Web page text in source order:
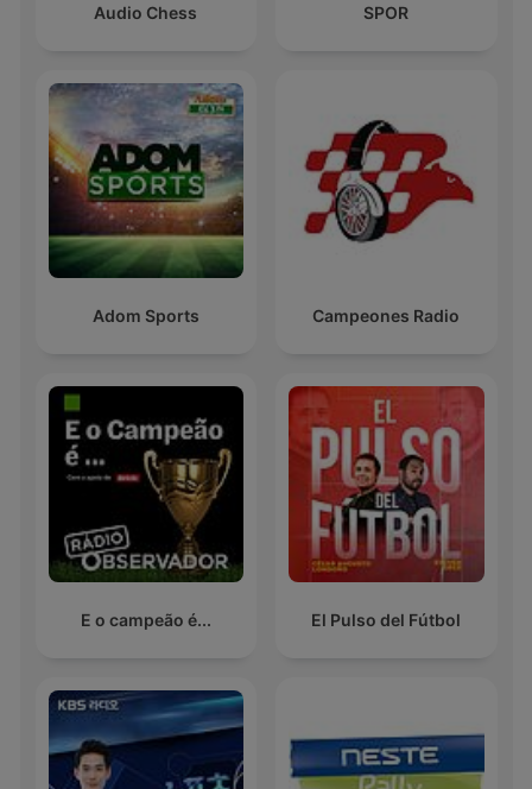
Audio Chess SPOR
Adom Sports Campeones Radio
E o campeão é... El Pulso del Fútbol